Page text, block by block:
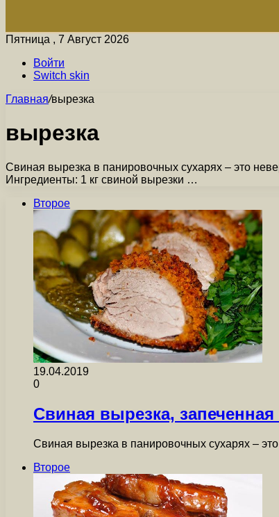
Пятница , 7 Август 2026
Войти
Switch skin
Главная/вырезка
вырезка
Свиная вырезка в панировочных сухарях – это
Ингредиенты: 1 кг свиной вырезки …
Второе
19.04.2019
0
Свиная вырезка,
Свиная вырезка в панировочных сухарях –
Второе